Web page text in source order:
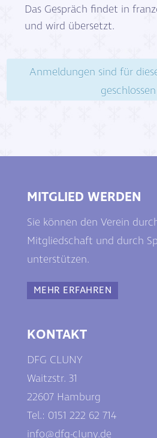
Das Gespräch findet in
und wird übersetzt.
Anmeldungen sind für
geschlossen
MITGLIED WERDEN
Sie können den Verein
Mitgliedschaft und durch
unterstützen.
MEHR ERFAHREN
KONTAKT
DFG CLUNY
Waitzstr. 31
22607 Hamburg
Tel.: 0151 222 62 714
info@dfg-cIuny.de